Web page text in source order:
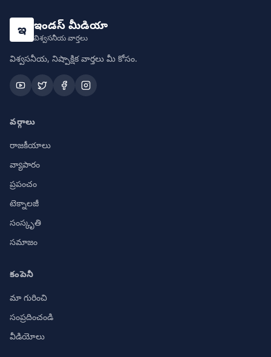
ఇ ఇండస్ మీడియా
విశ్వసనీయ వార్తలు
విశ్వసనీయ, నిష్పాక్షిక వార్తలు మీ కోసం.
వర్గాలు
రాజకీయాలు
వ్యాపారం
ప్రపంచం
టెక్నాలజీ
సంస్కృతి
సమాజం
కంపెనీ
మా గురించి
సంప్రదించండి
వీడియోలు